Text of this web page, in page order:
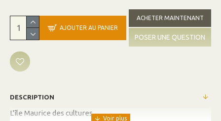
AJOUTER AU PANIER
ACHETER MAINTENANT
POSER UNE QUESTION
DESCRIPTION
L'île Maurice des cultures